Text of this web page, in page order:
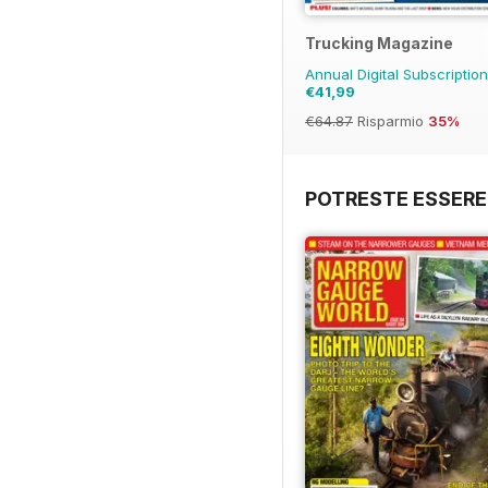
Trucking Magazine
Annual Digital
€41,99
€64.87 Risparmio 35%
POTRESTE